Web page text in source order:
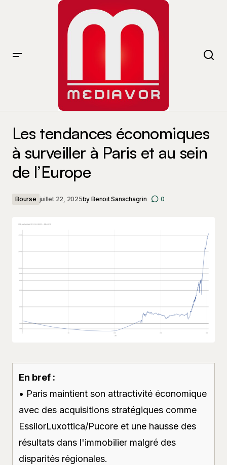
Les tendances économiques
à surveiller à Paris et au sein
de l’Europe
Bourse juillet 22, 2025by Benoit Sanschagrin 0
En bref :
• Paris maintient son attractivité économique
avec des acquisitions stratégiques comme
EssilorLuxottica/Pucore et une hausse des
résultats dans l'immobilier malgré des
disparités régionales.